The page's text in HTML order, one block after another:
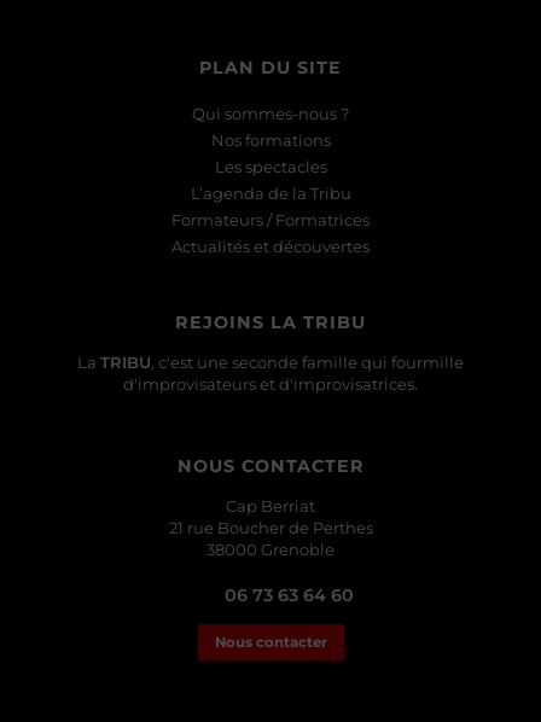
PLAN DU SITE
Qui sommes-nous ?
Nos formations
Les spectacles
L’agenda de la Tribu
Formateurs / Formatrices
Actualités et découvertes
REJOINS LA TRIBU
La TRIBU , c'est une seconde famille qui fourmille
d'improvisateurs et d'improvisatrices.
NOUS CONTACTER
Cap Berriat
21 rue Boucher de Perthes
38000 Grenoble
06 73 63 64 60
Nous contacter